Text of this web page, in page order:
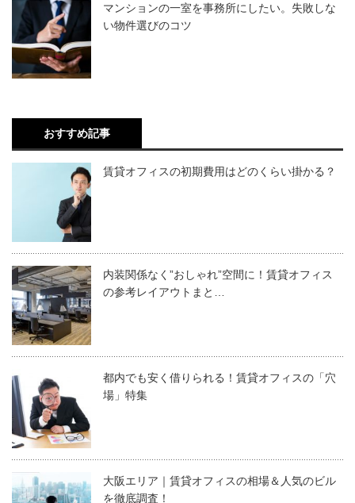
マンションの一室を事務所にしたい。失敗しな
い物件選びのコツ
おすすめ記事
賃貸オフィスの初期費用はどのくらい掛かる？
内装関係なく”おしゃれ”空間に！賃貸オフィス
の参考レイアウトまと…
都内でも安く借りられる！賃貸オフィスの「穴
場」特集
大阪エリア｜賃貸オフィスの相場＆人気のビル
を徹底調査！